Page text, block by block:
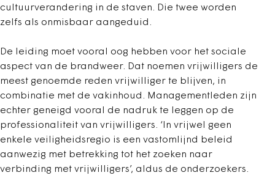
cultuurverandering in de staven. Die twee worden
zelfs als onmisbaar aangeduid.
De leiding moet vooral oog hebben voor het sociale
aspect van de brandweer. Dat noemen vrijwilligers de
meest genoemde reden vrijwilliger te blijven, in
combinatie met de vakinhoud. Managementleden zijn
echter geneigd vooral de nadruk te leggen op de
professionaliteit van vrijwilligers. ‘In vrijwel geen
enkele veiligheidsregio is een vastomlijnd beleid
aanwezig met betrekking tot het zoeken naar
verbinding met vrijwilligers’, aldus de onderzoekers.